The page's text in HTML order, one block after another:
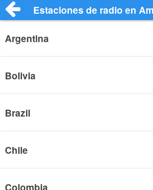
Estaciones de radio en
Argentina
Bolivia
Brazil
Chile
Colombia